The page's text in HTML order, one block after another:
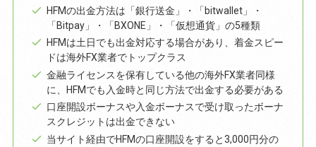
HFMの出金方法は「銀行送金」・「bitwallet」・
「Bitpay」・「BXONE」・「仮想通貨」の5種類
HFMは土日でも出金対応する場合があり、着金スピー
ドは海外FX業者でトップクラス
金融ライセンスを保有している他の海外FX業者同様
に、HFMでも入金時と同じ方法で出金する必要がある
口座開設ボーナスや入金ボーナスで受け取ったボーナ
スクレジットは出金できない
当サイト経由でHFMの口座開設をすると3,000円分の